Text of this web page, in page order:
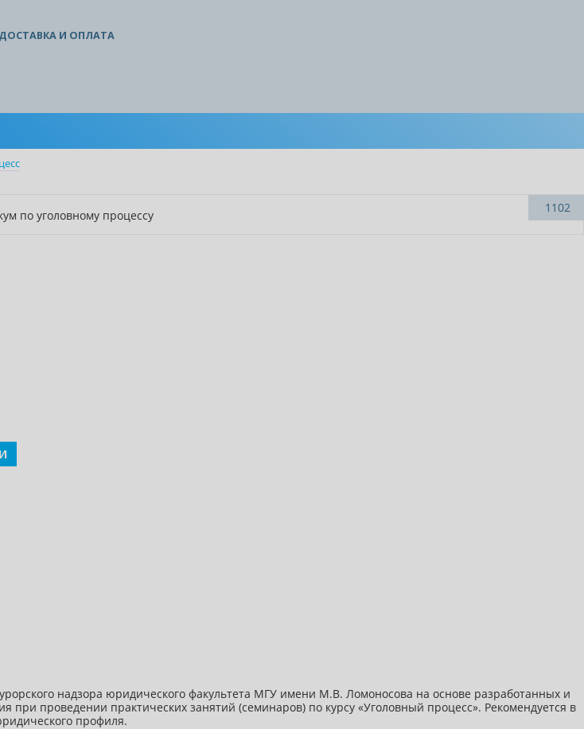
ДОСТАВКА И ОПЛАТА
1102
надзора юридического факультета МГУ имени М.В. Ломоносова на основе разработанных и
проведении практических занятий (семинаров) по курсу «Уголовный процесс». Рекомендуется в
профиля.